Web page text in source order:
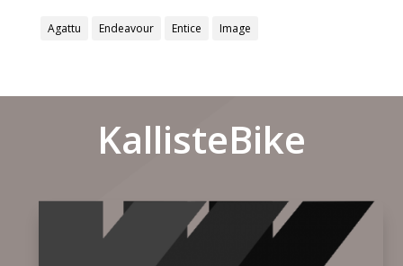
Agattu Endeavour Entice Image
KallisteBike